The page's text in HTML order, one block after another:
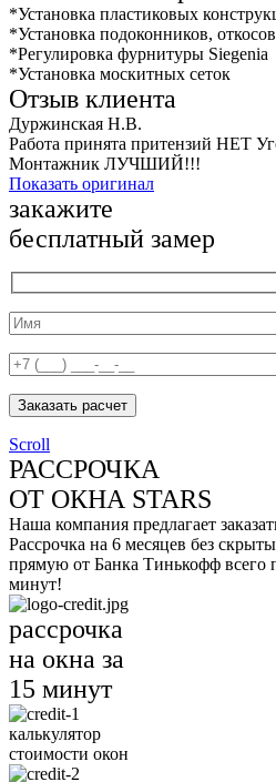
*Установка пластиковых
*Установка подоконников,
*Регулировка фурнитуры Siegenia
*Установка москитных сеток
Отзыв клиента
Дуржинская Н.В.
Работа принята притензий НЕТ
Монтажник ЛУЧШИЙ!!!
Показать оригинал
закажите
бесплатный замер
Заказать расчет
Scroll
РАССРОЧКА
ОТ ОКНА STARS
Наша компания предлагает
Рассрочка на 6 месяцев без
прямую от Банка Тинькофф всего
минут!
рассрочка
на окна за
15 минут
калькулятор
стоимости окон